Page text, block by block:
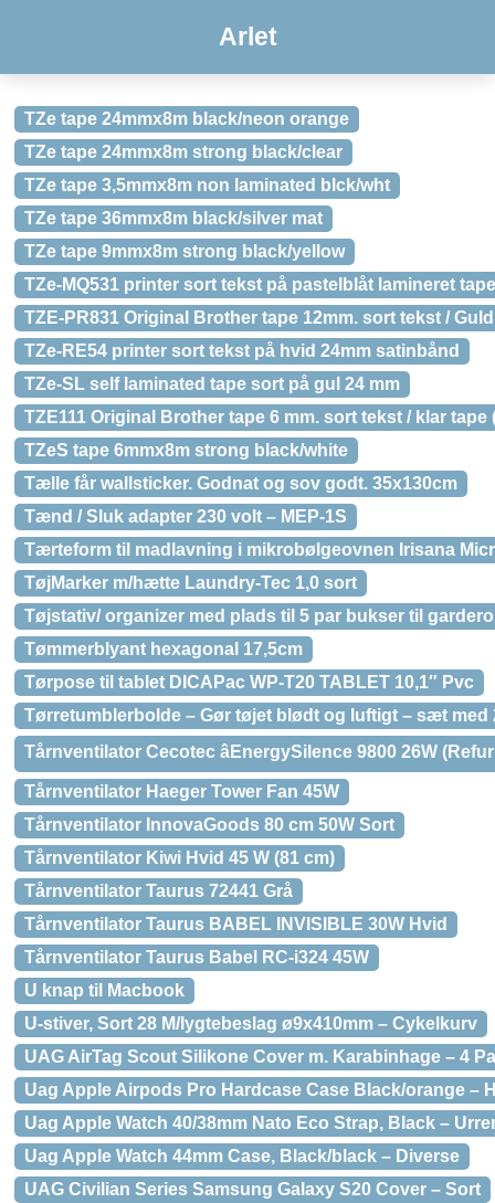
Arlet
TZe tape 24mmx8m black/neon orange
TZe tape 24mmx8m strong black/clear
TZe tape 3,5mmx8m non laminated blck/wht
TZe tape 36mmx8m black/silver mat
TZe tape 9mmx8m strong black/yellow
TZe-MQ531 printer sort tekst på pastelblåt lamineret tape
TZE-PR831 Original Brother tape 12mm. sort tekst /
TZe-RE54 printer sort tekst på hvid 24mm satinbånd
TZe-SL self laminated tape sort på gul 24 mm
TZE111 Original Brother tape 6 mm. sort tekst / klar tape
TZeS tape 6mmx8m strong black/white
Tælle får wallsticker. Godnat og sov godt. 35x130cm
Tænd / Sluk adapter 230 volt – MEP-1S
Tærteform til madlavning i mikrobølgeovnen Irisana
TøjMarker m/hætte Laundry-Tec 1,0 sort
Tøjstativ/ organizer med plads til 5 par bukser til
Tømmerblyant hexagonal 17,5cm
Tørpose til tablet DICAPac WP-T20 TABLET 10,1″ Pvc
Tørretumblerbolde – Gør tøjet blødt og luftigt – sæt med
Tårnventilator Cecotec âEnergySilence 9800 26W
Tårnventilator Haeger Tower Fan 45W
Tårnventilator InnovaGoods 80 cm 50W Sort
Tårnventilator Kiwi Hvid 45 W (81 cm)
Tårnventilator Taurus 72441 Grå
Tårnventilator Taurus BABEL INVISIBLE 30W Hvid
Tårnventilator Taurus Babel RC-i324 45W
U knap til Macbook
U-stiver, Sort 28 M/lygtebeslag ø9x410mm – Cykelkurv
UAG AirTag Scout Silikone Cover m. Karabinhage – 4
Uag Apple Airpods Pro Hardcase Case Black/orange –
Uag Apple Watch 40/38mm Nato Eco Strap, Black –
Uag Apple Watch 44mm Case, Black/black – Diverse
UAG Civilian Series Samsung Galaxy S20 Cover – Sort